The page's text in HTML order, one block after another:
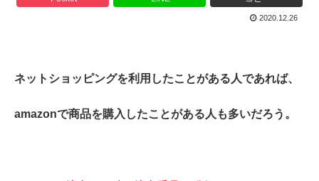
2020.12.26
ネットショッピングを利用したことがある人であれば、
amazonで商品を購入したことがある人も多いだろう。